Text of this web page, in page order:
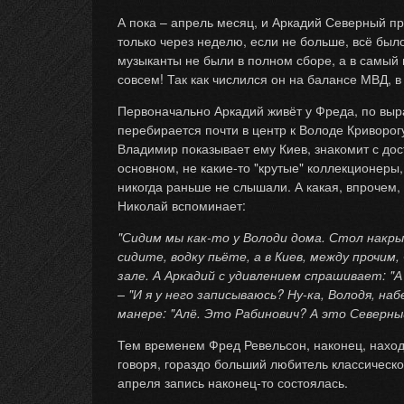
А пока – апрель месяц, и Аркадий Северный
только через неделю, если не больше, всё
музыканты не были в полном сборе, а в
совсем! Так как числился он на балансе МВД,
Первоначально Аркадий живёт у Фреда, по
перебирается почти в центр к Володе
Владимир показывает ему Киев, знакомит с
основном, не какие-то "крутые"
никогда раньше не слышали. А какая,
Николай вспоминает:
"Сидим мы как-то у Володи дома. Стол
сидите, водку пьёте, а в Киев, между
зале. А Аркадий с удивлением спрашивает:
– "И я у него записываюсь? Ну-ка, Володя,
манере: "Алё. Это Рабинович? А это
Тем временем Фред Ревельсон, наконец,
говоря, гораздо больший любитель
апреля запись наконец-то состоялась.